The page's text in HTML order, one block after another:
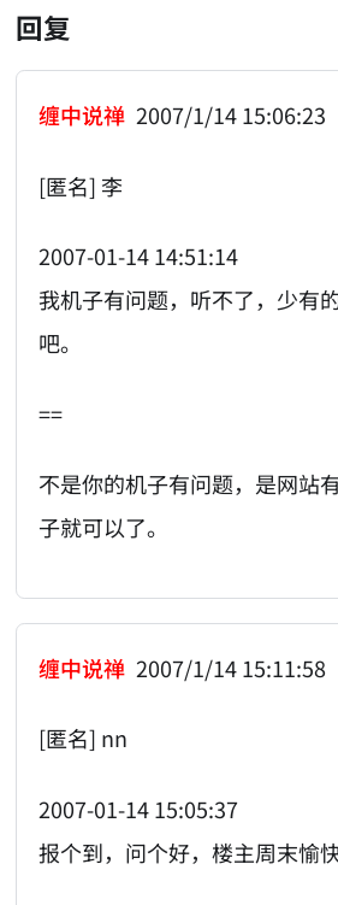
回复
缠中说禅 2007/1/14 15:06:23
[匿名] 李
2007-01-14 14:51:14
我机子有问题，听不了，少有
吧。
==
不是你的机子有问题，是网站
子就可以了。
缠中说禅 2007/1/14 15:11:58
[匿名] nn
2007-01-14 15:05:37
报个到，问个好，楼主周末愉快